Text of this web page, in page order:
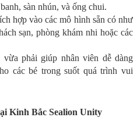
sàn nhún, và ống chui.
hợp vào các mô hình sẵn có như
sạn, phòng khám nhi hoặc các
vừa phải giúp nhân viên dễ dàng
các bé trong suốt quá trình vui
Kinh Bắc Sealion Unity